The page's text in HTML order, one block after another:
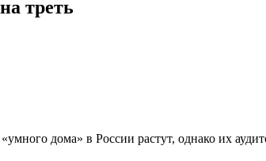
треть
дома» в России растут, однако их